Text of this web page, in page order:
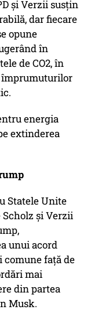
și Verzii susțin
dar fiecare
opune
în
de CO2, în
împrumuturilor
energia
extinderea
Statele Unite
și Verzii
unui acord
comune față de
mai
din partea
Musk.